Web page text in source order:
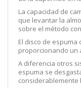
La capacidad de
que levantar la
sobre el método
El disco de
proporcionando un
A diferencia otros
espuma se
considerablemente